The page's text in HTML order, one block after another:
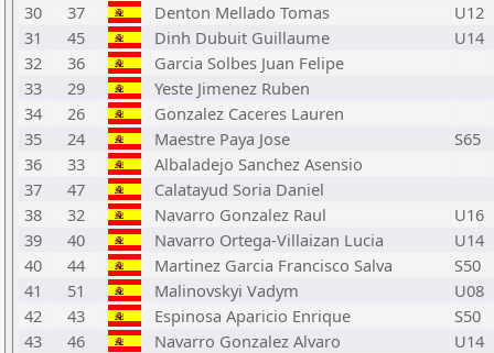
30
37 Denton Mellado Tomas
U12
31
45 Dinh Dubuit Guillaume
U14
32
36
Garcia Solbes Juan Felipe
33
29
Yeste Jimenez Ruben
34
26
Gonzalez Caceres Lauren
35
24 Maestre Paya Jose
S65
36
33
Albaladejo Sanchez Asensio
37
47
Calatayud Soria Daniel
38
32 Navarro Gonzalez Raul
U16
39
40 Navarro Ortega-Villaizan Lucia
U14
40
44 Martinez Garcia Francisco Salva
S50
41
51 Malinovskyi Vadym
U08
42
43 Espinosa Aparicio Enrique
S50
43
46 Navarro Gonzalez Alvaro
U14